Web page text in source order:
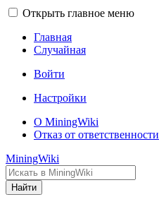
Открыть главное меню
Главная
Случайная
Войти
Настройки
О MiningWiki
Отказ от ответственности
MiningWiki
Найти